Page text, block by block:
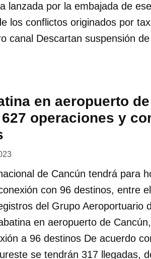
lanzada por la embajada de
los conflictos originados por
canal Descartan suspensión
en aeropuerto de
operaciones y
de Cancún tendrá para
con 96 destinos, entre
del Grupo Aeroportuario
en aeropuerto de
a 96 destinos De acuerdo
se tendrán 317 llegadas,